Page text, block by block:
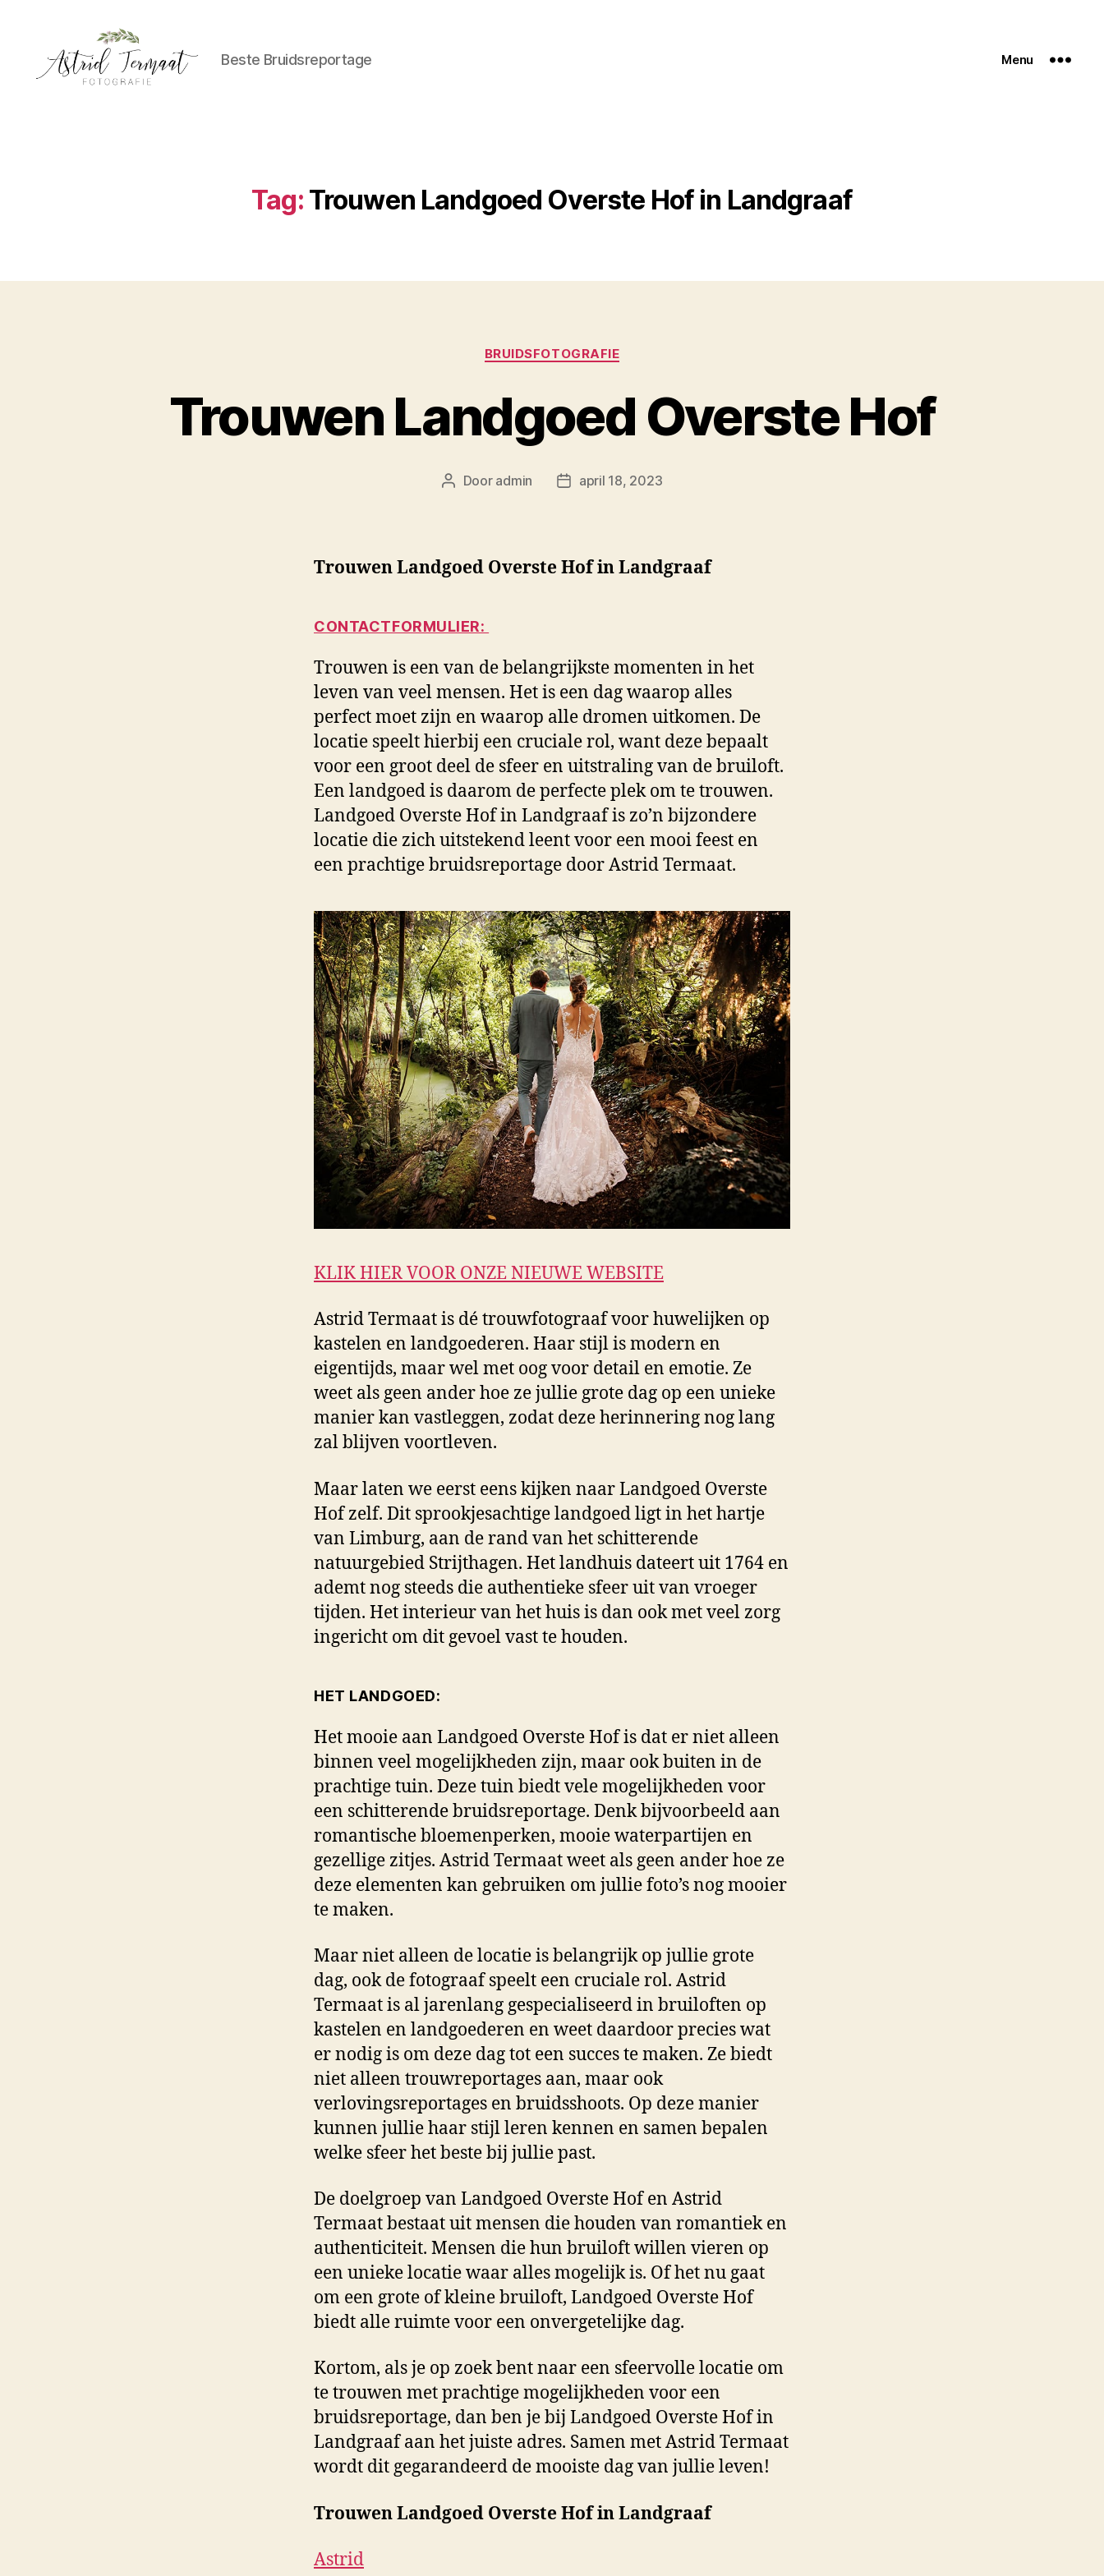
Beste Bruidsreportage Menu
Tag: Trouwen Landgoed Overste Hof in Landgraaf
Categorieën
BRUIDSFOTOGRAFIE
Trouwen Landgoed Overste Hof
Berichtauteur
Door admin Berichtdatum
april 18, 2023
Trouwen Landgoed Overste Hof in Landgraaf
CONTACTFORMULIER:
Trouwen is een van de belangrijkste momenten in het
leven van veel mensen. Het is een dag waarop alles
perfect moet zijn en waarop alle dromen uitkomen. De
locatie speelt hierbij een cruciale rol, want deze bepaalt
voor een groot deel de sfeer en uitstraling van de bruiloft.
Een landgoed is daarom de perfecte plek om te trouwen.
Landgoed Overste Hof in Landgraaf is zo’n bijzondere
locatie die zich uitstekend leent voor een mooi feest en
een prachtige bruidsreportage door Astrid Termaat.
KLIK HIER VOOR ONZE NIEUWE WEBSITE
Astrid Termaat is dé trouwfotograaf voor huwelijken op
kastelen en landgoederen. Haar stijl is modern en
eigentijds, maar wel met oog voor detail en emotie. Ze
weet als geen ander hoe ze jullie grote dag op een unieke
manier kan vastleggen, zodat deze herinnering nog lang
zal blijven voortleven.
Maar laten we eerst eens kijken naar Landgoed Overste
Hof zelf. Dit sprookjesachtige landgoed ligt in het hartje
van Limburg, aan de rand van het schitterende
natuurgebied Strijthagen. Het landhuis dateert uit 1764 en
ademt nog steeds die authentieke sfeer uit van vroeger
tijden. Het interieur van het huis is dan ook met veel zorg
ingericht om dit gevoel vast te houden.
HET LANDGOED:
Het mooie aan Landgoed Overste Hof is dat er niet alleen
binnen veel mogelijkheden zijn, maar ook buiten in de
prachtige tuin. Deze tuin biedt vele mogelijkheden voor
een schitterende bruidsreportage. Denk bijvoorbeeld aan
romantische bloemenperken, mooie waterpartijen en
gezellige zitjes. Astrid Termaat weet als geen ander hoe ze
deze elementen kan gebruiken om jullie foto’s nog mooier
te maken.
Maar niet alleen de locatie is belangrijk op jullie grote
dag, ook de fotograaf speelt een cruciale rol. Astrid
Termaat is al jarenlang gespecialiseerd in bruiloften op
kastelen en landgoederen en weet daardoor precies wat
er nodig is om deze dag tot een succes te maken. Ze biedt
niet alleen trouwreportages aan, maar ook
verlovingsreportages en bruidsshoots. Op deze manier
kunnen jullie haar stijl leren kennen en samen bepalen
welke sfeer het beste bij jullie past.
De doelgroep van Landgoed Overste Hof en Astrid
Termaat bestaat uit mensen die houden van romantiek en
authenticiteit. Mensen die hun bruiloft willen vieren op
een unieke locatie waar alles mogelijk is. Of het nu gaat
om een grote of kleine bruiloft, Landgoed Overste Hof
biedt alle ruimte voor een onvergetelijke dag.
Kortom, als je op zoek bent naar een sfeervolle locatie om
te trouwen met prachtige mogelijkheden voor een
bruidsreportage, dan ben je bij Landgoed Overste Hof in
Landgraaf aan het juiste adres. Samen met Astrid Termaat
wordt dit gegarandeerd de mooiste dag van jullie leven!
Trouwen Landgoed Overste Hof in Landgraaf
Astrid